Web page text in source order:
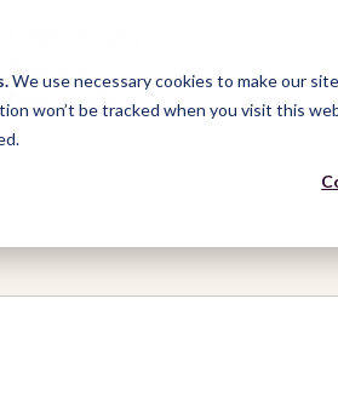
We use necessary cookies to make our
won’t be tracked when you visit this